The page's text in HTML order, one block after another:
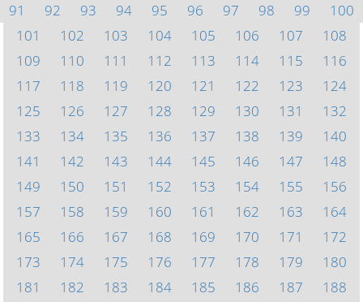
91
92 93 94 95 96 97 98 99
100
101
102 103 104 105 106 107
108
109
110 111 112 113 114 115
116
117
118 119 120 121 122 123
124
125
126 127 128 129 130 131
132
133
134 135 136 137 138 139
140
141
142 143 144 145 146 147
148
149
150 151 152 153 154 155
156
157
158 159 160 161 162 163
164
165
166 167 168 169 170 171
172
173
174 175 176 177 178 179
180
181
182 183 184 185 186 187
188